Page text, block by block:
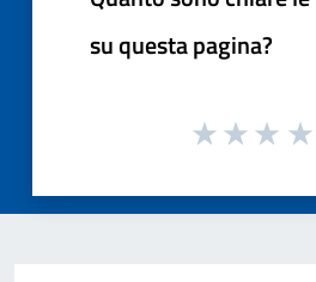
su questa pagina?